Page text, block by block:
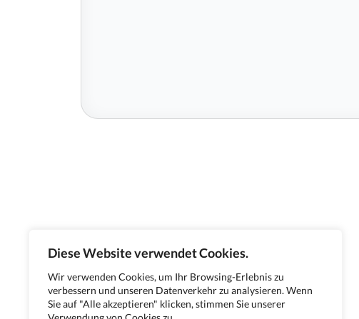
Diese Website verwendet Cookies.
Wir verwenden Cookies, um Ihr Browsing-Erlebnis zu
verbessern und unseren Datenverkehr zu analysieren. Wenn
Sie auf "Alle akzeptieren" klicken, stimmen Sie unserer